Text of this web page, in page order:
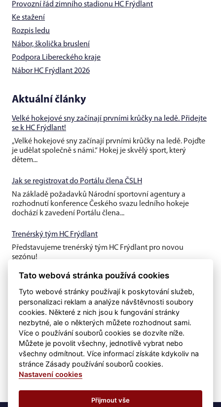
Provozní řád zimního stadionu HC Frýdlant
Ke stažení
Rozpis ledu
Nábor, školička bruslení
Podpora Libereckého kraje
Nábor HC Frýdlant 2026
Aktuální články
Velké hokejové sny začínají prvními krůčky na ledě. Přidejte
se k HC Frýdlant!
„Velké hokejové sny začínají prvními krůčky na ledě. Pojďte
je udělat společně s námi.“ Hokej je skvělý sport, který
dětem...
Jak se registrovat do Portálu člena ČSLH
Na základě požadavků Národní sportovní agentury a
rozhodnutí konference Českého svazu ledního hokeje
dochází k zavedení Portálu člena...
Trenérský tým HC Frýdlant
Představujeme trenérský tým HC Frýdlant pro novou
sezónu!
Tato webová stránka používá cookies
Tyto webové stránky používají k poskytování služeb,
personalizaci reklam a analýze návštěvnosti soubory
cookies. Některé z nich jsou k fungování stránky
nezbytné, ale o některých můžete rozhodnout sami.
Více o používání souborů cookies se dozvíte níže.
Můžete je povolit všechny, jednotlivě vybrat nebo
všechny odmítnout. Více informací získáte kdykoliv na
stránce Zásady používání souborů cookies.
Nastavení cookies
Přijmout vše